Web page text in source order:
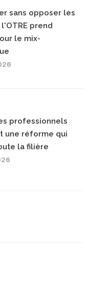
sans opposer les
prend
le mix-
professionnels
une réforme qui
la filière